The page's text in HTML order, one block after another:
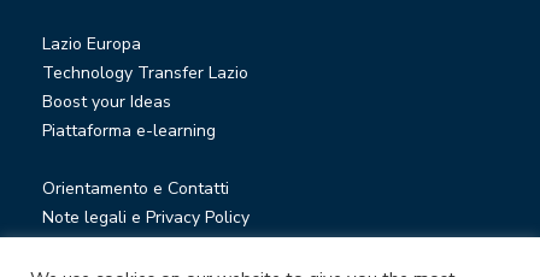
Lazio Europa
Technology Transfer Lazio
Boost your Ideas
Piattaforma e-learning
Orientamento e Contatti
Note legali e Privacy Policy